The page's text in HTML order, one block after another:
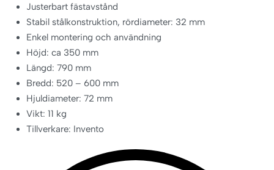
Justerbart fästavstånd
Stabil stålkonstruktion, rördiameter: 32 mm
Enkel montering och användning
Höjd: ca 350 mm
Längd: 790 mm
Bredd: 520 – 600 mm
Hjuldiameter: 72 mm
Vikt: 11 kg
Tillverkare: Invento